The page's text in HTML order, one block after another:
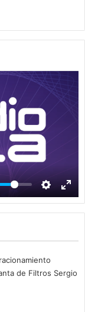
de Filtros Sergio